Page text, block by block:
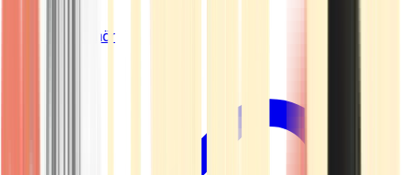
Vapes & Zubehör